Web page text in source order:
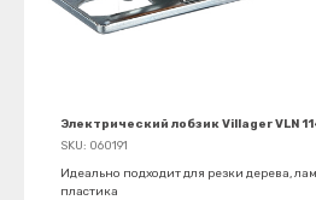
Электрический лобзик Villager VLN
SKU: 060191
Идеально подходит для резки дерева,
пластика